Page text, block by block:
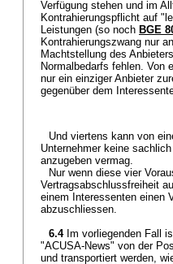
Verfügung stehen und im
Kontrahierungspflicht auf
Leistungen (so noch BGE
Kontrahierungszwang nur
Machtstellung des
Normalbedarfs fehlen. Von
nur ein einziger Anbieter
gegenüber dem
Und viertens kann von
Unternehmer keine
anzugeben vermag.
Nur wenn diese vier
Vertragsabschlussfreiheit
einem Interessenten einen
abzuschliessen.
6.4 Im vorliegenden Fall
"ACUSA-News" von der
und transportiert werden,